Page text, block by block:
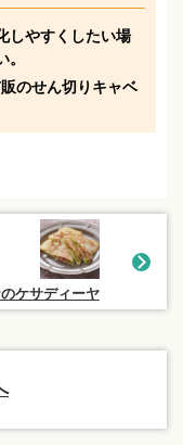
しやすくしたい場
のせん切りキャベ
ケサディーヤ